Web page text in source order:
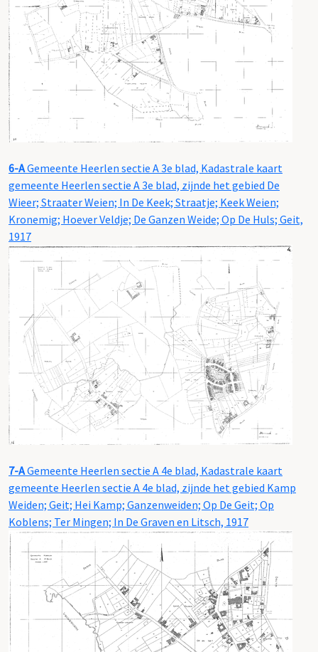
6-AGemeente Heerlen sectie A 3e blad, Kadastrale kaart
gemeente Heerlen sectie A 3e blad, zijnde het gebied De
Wieer; Straater Weien; In De Keek; Straatje; Keek Weien;
Kronemig; Hoever Veldje; De Ganzen Weide; Op De Huls; Geit,
1917
7-AGemeente Heerlen sectie A 4e blad, Kadastrale kaart
gemeente Heerlen sectie A 4e blad, zijnde het gebied Kamp
Weiden; Geit; Hei Kamp; Ganzenweiden; Op De Geit; Op
Koblens; Ter Mingen; In De Graven en Litsch, 1917